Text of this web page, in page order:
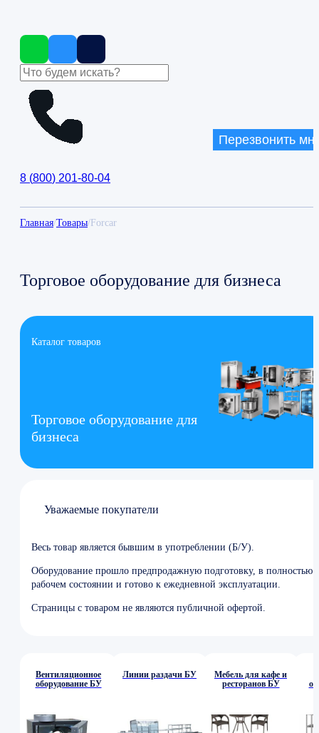
8 (800) 201-80-04
Перезвонить
Главная/Товары/ Forcar
Торговое оборудование для бизнеса
Каталог товаров
Торговое оборудование для
бизнеса
Уважаемые покупатели
Весь товар является бывшим в употреблении (Б/У).
Оборудование прошло предпродажную подготовку, в полностью
рабочем состоянии и готово к ежедневной эксплуатации.
Страницы с товаром не являются публичной офертой.
Вентиляционное
оборудование БУ
Линии раздачи БУ
Мебель для кафе и
ресторанов БУ